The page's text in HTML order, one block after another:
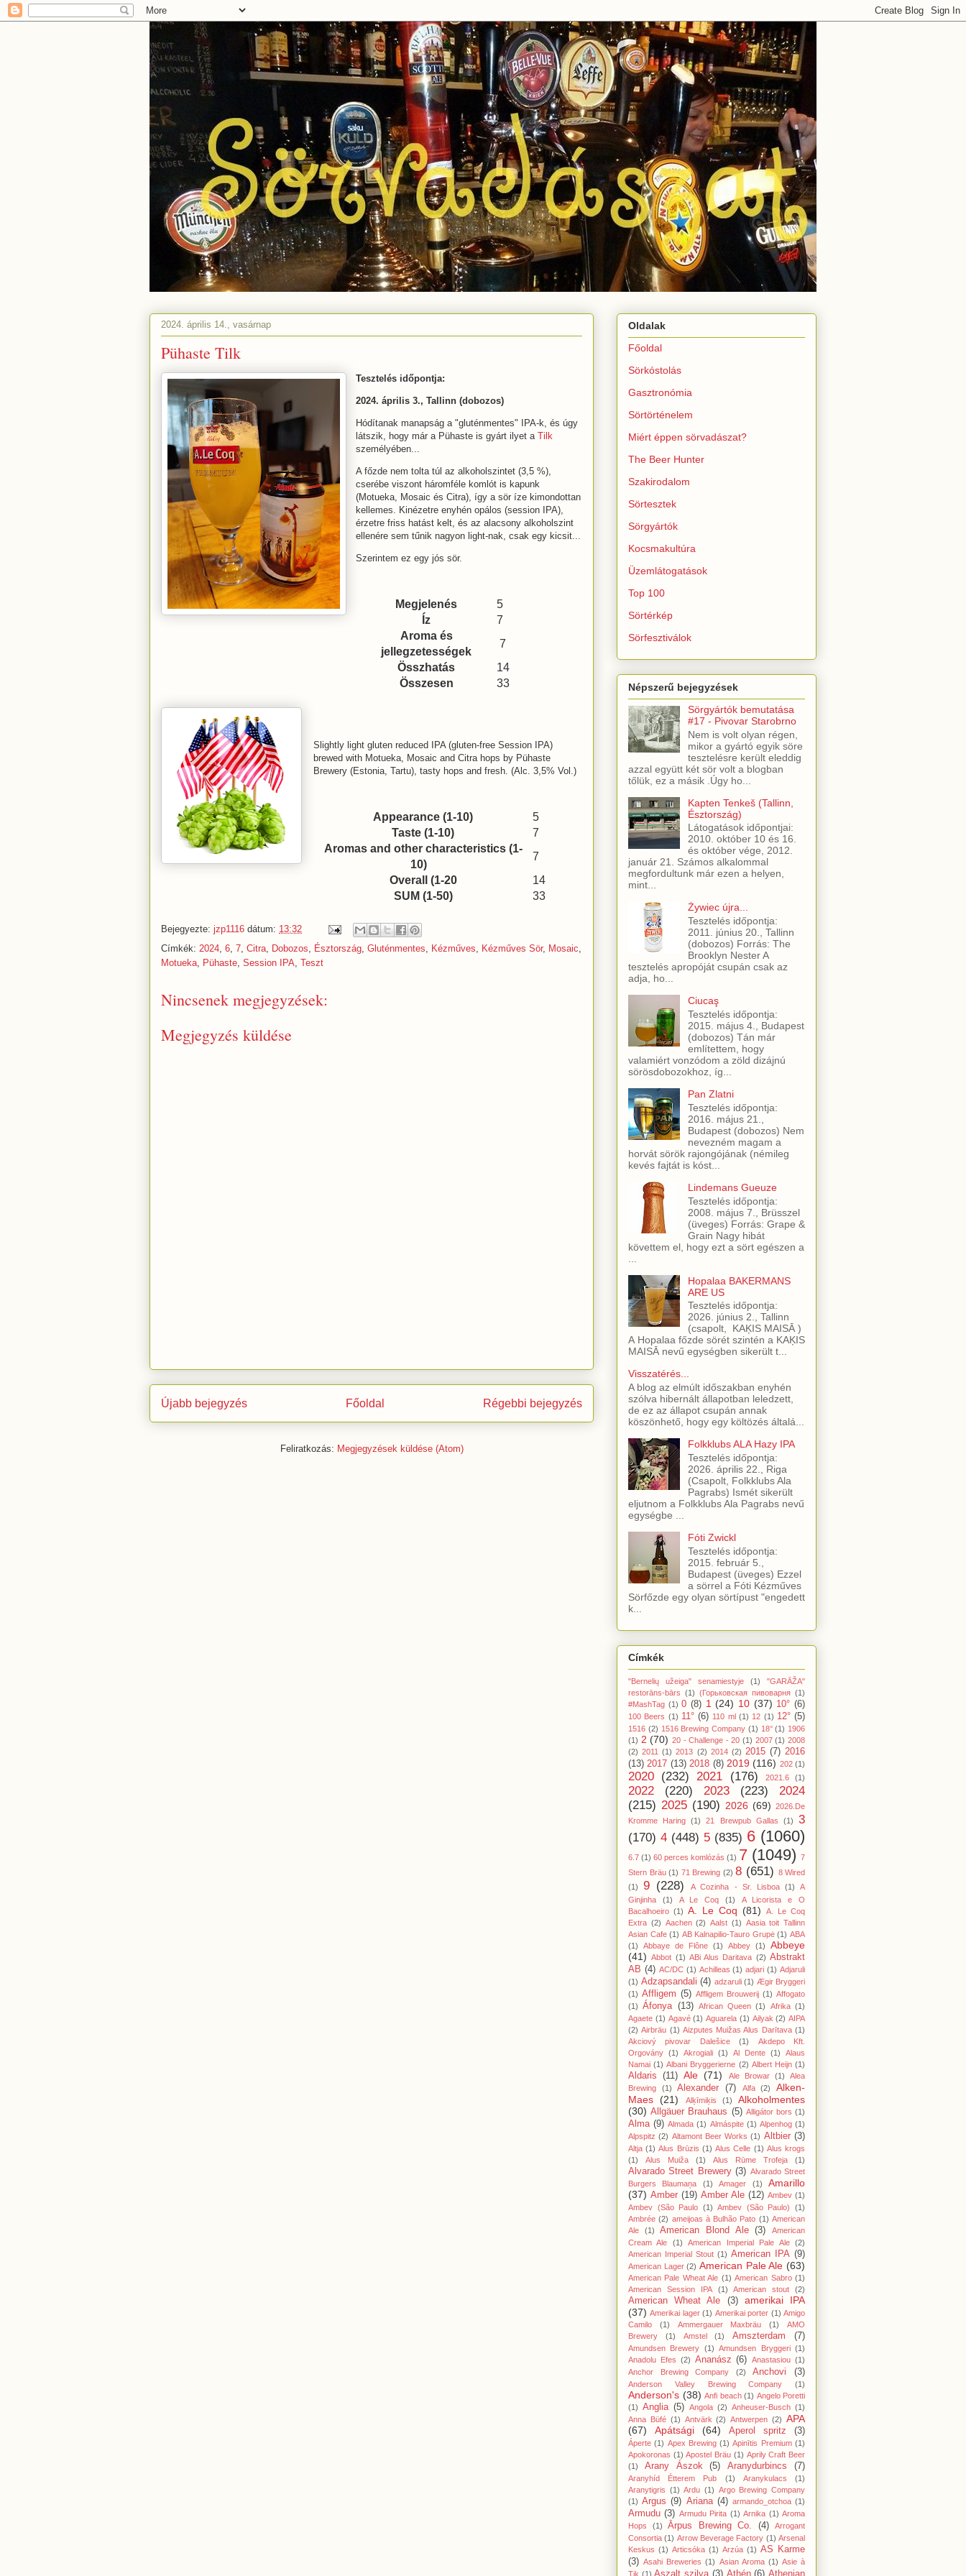
2024. április 14., vasárnap
Pühaste Tilk
Tesztelés időpontja:
2024. április 3., Tallinn (dobozos)
Hódítanak manapság a "gluténmentes" IPA-k, és úgy
látszik, hogy már a Pühaste is gyárt ilyet a Tilk
személyében...
A főzde nem tolta túl az alkoholszintet (3,5 %),
cserébe viszont háromféle komlót is kapunk
(Motueka, Mosaic és Citra), így a sör íze kimondottan
kellemes. Kinézetre enyhén opálos (session IPA),
érzetre friss hatást kelt, és az alacsony alkoholszint
ellenére sem tűnik nagyon light-nak, csak egy kicsit...
Szerintem ez egy jós sör.
Megjelenés
5
Íz
7
Aroma és
jellegzetességek
7
Összhatás
14
Összesen
33
Slightly light gluten reduced IPA (gluten-free Session IPA)
brewed with Motueka, Mosaic and Citra hops by Pühaste
Brewery (Estonia, Tartu), tasty hops and fresh. (Alc. 3,5% Vol.)
Appearance (1-10)
5
Taste (1-10)
7
Aromas and other characteristics (1-
10)
7
Overall (1-20
14
SUM (1-50)
33
Bejegyezte: jzp1116 dátum: 13:32
Címkék: 2024, 6, 7, Citra, Dobozos, Észtország, Gluténmentes, Kézműves, Kézműves Sör, Mosaic,
Motueka, Pühaste, Session IPA, Teszt
Nincsenek megjegyzések:
Megjegyzés küldése
Újabb bejegyzés Régebbi bejegyzés
Főoldal
Feliratkozás: Megjegyzések küldése (Atom)
Oldalak
Főoldal
Sörkóstolás
Gasztronómia
Sörtörténelem
Miért éppen sörvadászat?
The Beer Hunter
Szakirodalom
Sörtesztek
Sörgyártók
Kocsmakultúra
Üzemlátogatások
Top 100
Sörtérkép
Sörfesztiválok
Népszerű bejegyzések
Sörgyártók bemutatása
#17 - Pivovar Starobrno
Nem is volt olyan régen,
mikor a gyártó egyik söre
tesztelésre került eleddig
azzal együtt két sör volt a blogban
tőlük, ez a másik .Úgy ho...
Kapten Tenkeš (Tallinn,
Észtország)
Látogatások időpontjai:
2010. október 10 és 16.
és október vége, 2012.
január 21. Számos alkalommal
megfordultunk már ezen a helyen,
mint...
Żywiec újra...
Tesztelés időpontja:
2011. június 20., Tallinn
(dobozos) Forrás: The
Brooklyn Nester A
tesztelés apropóját csupán csak az
adja, ho...
Ciucaş
Tesztelés időpontja:
2015. május 4., Budapest
(dobozos) Tán már
említettem, hogy
valamiért vonzódom a zöld dizájnú
sörösdobozokhoz, íg...
Pan Zlatni
Tesztelés időpontja:
2016. május 21.,
Budapest (dobozos) Nem
nevezném magam a
horvát sörök rajongójának (némileg
kevés fajtát is kóst...
Lindemans Gueuze
Tesztelés időpontja:
2008. május 7., Brüsszel
(üveges) Forrás: Grape &
Grain Nagy hibát
követtem el, hogy ezt a sört egészen a
Hopalaa BAKERMANS
ARE US
Tesztelés időpontja:
2026. június 2., Tallinn
(csapolt, KAĶIS MAISĀ )
A Hopalaa főzde sörét szintén a KAĶIS
MAISĀ nevű egységben sikerült t...
Visszatérés...
A blog az elmúlt időszakban enyhén
szólva hibernált állapotban leledzett,
de ez az állapot csupán annak
köszönhető, hogy egy költözés általá...
Folkklubs ALA Hazy IPA
Tesztelés időpontja:
2026. április 22., Riga
(Csapolt, Folkklubs Ala
Pagrabs) Ismét sikerült
eljutnom a Folkklubs Ala Pagrabs nevű
egységbe ...
Fóti Zwickl
Tesztelés időpontja:
2015. február 5.,
Budapest (üveges) Ezzel
a sörrel a Fóti Kézműves
Sörfőzde egy olyan sörtípust "engedett
k...
Címkék
"Bernelių užeiga" senamiestyje (1)
"GARĀŽA"
restorāns-bārs (1) (Горьковская пивоварня (1)
#MashTag (1) 0 (8) 1 (24) 10 (37) 10° (6)
100 Beers (1) 11° (6) 110 ml (1) 12 (1) 12° (5)
1516 (2) 1516 Brewing Company (1) 18° (1) 1906
(1) 2 (70) 20 - Challenge - 20 (1) 2007 (1) 2008
(2) 2011 (1) 2013 (2) 2014 (2) 2015 (7) 2016
(13) 2017 (13) 2018 (8) 2019 (116) 202 (1)
2020 (232) 2021 (176) 2021.6 (1)
2022 (220) 2023 (223)
2024
(215) 2025 (190) 2026 (69) 2026.De
Kromme Haring
(1) 21 Brewpub Gallas (1)
3
(170) 4 (448) 5 (835) 6 (1060)
6.7 (1) 60 perces komlózás (1) 7 (1049) 7
Stern Bräu (1) 71 Brewing (2) 8 (651) 8 Wired
(1)
9 (228) A Cozinha - Sr. Lisboa (1)
A
Ginjinha
(1) A Le Coq (1)
A Licorista e O
Bacalhoeiro (1) A. Le Coq (81)
A. Le Coq
Extra (2) Aachen (2) Aalst (1) Aasia toit Tallinn
Asian Cafe (1) AB Kalnapilio-Tauro Grupė (1) ABA
(1)
Abbaye de Flône (1) Abbey (1)
Abbeye
(41)
Abbot (1) ABi Alus Daritava (2) Abstrakt
AB (4) AC/DC (1) Achilleas (1) adjari (1) Adjaruli
(1) Adzapsandali (4) adzaruli (1) Ægir Bryggeri
(1) Affligem (5) Affligem Brouwerij (1) Affogato
(1)
Áfonya (13) African Queen (1) Afrika (1)
Agaete (1) Agavé (1) Aguarela (1) Ailyak (2) AIPA
(2) Airbräu (1) Aizputes Muižas Alus Darītava (1)
Akciový pivovar Dalešice
(1)
Akdepo Kft.
Orgovány (1) Akrogiali (1) Al Dente (1)
Alaus
Namai (1) Albani Bryggerierne (2) Albert Heijn (1)
Aldaris (11) Ale (71) Ale Browar (1)
Alea
Brewing
(1) Alexander (7) Alfa (2)
Alken-
Maes
(21) Alķīmiķis (1)
Alkoholmentes
(30) Allgäuer Brauhaus (5) Alligátor bors (1)
Alma (9) Almada (1) Almáspite (1) Alpenhog (1)
Alpspitz (2) Altamont Beer Works (1) Altbier (3)
Altja (1) Alus Brūzis (1) Alus Celle (1) Alus krogs
(1)
Alus Muiža (1) Alus Rūme Trofeja (1)
Alvarado Street Brewery (3) Alvarado Street
Burgers Blaumaņa
(1) Amager (1)
Amarillo
(37) Amber (19) Amber Ale (12) Ambev (1)
Ambev (São Paulo (1) Ambev (São Paulo)
(1)
Ambrée (2) ameijoas à Bulhão Pato (1) American
Ale
(1) American Blond Ale (3)
American
Cream Ale
(1) American Imperial Pale Ale
(2)
American Imperial Stout (1) American IPA (9)
American Lager (2) American Pale Ale (63)
American Pale Wheat Ale (1) American Sabro (1)
American Session IPA
(1) American stout (2)
American Wheat Ale (3)
amerikai IPA
(37) Amerikai lager (1) Amerikai porter (1) Amigo
Camilo
(1) Ammergauer Maxbräu (1)
AMO
Brewery
(1) Amstel (1) Amszterdam (7)
Amundsen Brewery (1) Amundsen Bryggeri (1)
Anadolu Efes (2) Ananász (6) Anastasiou (1)
Anchor Brewing Company
(2) Anchovi (3)
Anderson Valley Brewing Company (1)
Anderson's (38) Anfi beach (1) Angelo Poretti
(1) Anglia (5) Angola (2) Anheuser-Busch (1)
Anna Büfé (1) Antvärk (2) Antwerpen (2) APA
(67)
Apátsági (64) Aperol spritz (3)
Áperte (1) Apex Brewing (1) Apinītis Premium (1)
Apokoronas (1) Apostel Bräu (1) Aprily Craft Beer
(1)
Arany Ászok (5) Aranydurbincs (7)
Aranyhíd Étterem Pub (1) Aranykulacs
(1)
Aranytigris (1) Ardu (1) Argo Brewing Company
(1) Argus (9) Ariana (4) armando_otchoa (1)
Armudu (3) Armudu Pirita (1) Arnika (1) Aroma
Hops
(1) Ārpus Brewing Co. (4)
Arrogant
Consortia (1) Arrow Beverage Factory (1) Arsenal
Keskus (1) Articsóka (1) Arzúa (1) AS Karme
(3) Asahi Breweries (1) Asian Aroma (1) Asie à
Tik (1) Aszalt szilva (3) Athén (6) Athenian